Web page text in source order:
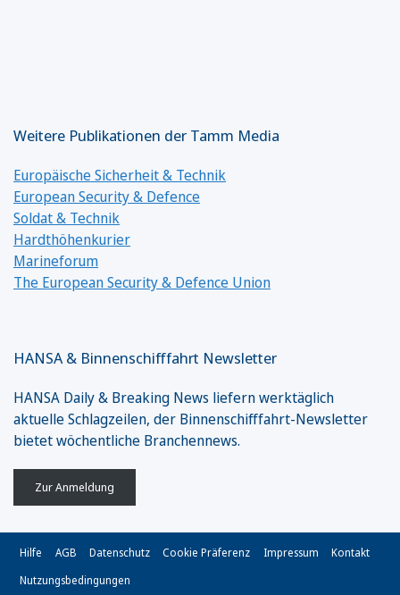
Weitere Publikationen der Tamm Media
Europäische Sicherheit & Technik
European Security & Defence
Soldat & Technik
Hardthöhenkurier
Marineforum
The European Security & Defence Union
HANSA & Binnenschifffahrt Newsletter
HANSA Daily & Breaking News liefern werktäglich
aktuelle Schlagzeilen, der Binnenschifffahrt-Newsletter
bietet wöchentliche Branchennews.
Zur Anmeldung
Hilfe AGB Datenschutz Cookie Präferenz Impressum
Kontakt
Nutzungsbedingungen